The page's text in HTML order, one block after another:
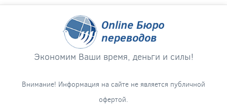
Экономим Ваши время, деньги и силы!
Внимание! Информация на сайте не является публичной
офертой.